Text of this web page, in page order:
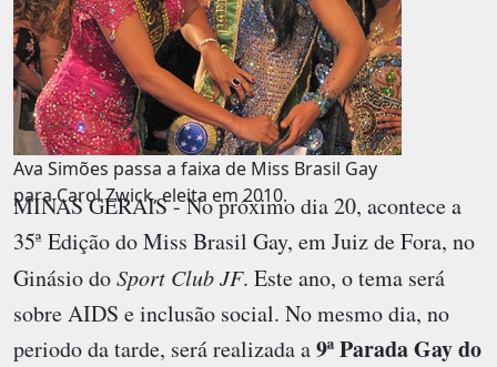
Ava Simões passa a faixa de Miss Brasil Gay
para Carol Zwick, eleita em 2010.
MINAS GERAIS - No próximo dia 20, acontece a
35ª Edição do Miss Brasil Gay, em Juiz de Fora, no
Ginásio doSport Club JF. Este ano, o tema será
sobre AIDS e inclusão social. No mesmo dia, no
periodo da tarde, será realizada a9ª Parada Gay do